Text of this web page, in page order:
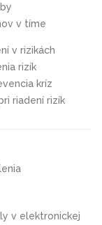
v tíme
v rizikách
rizík
kríz
riadení rizík
v elektronickej